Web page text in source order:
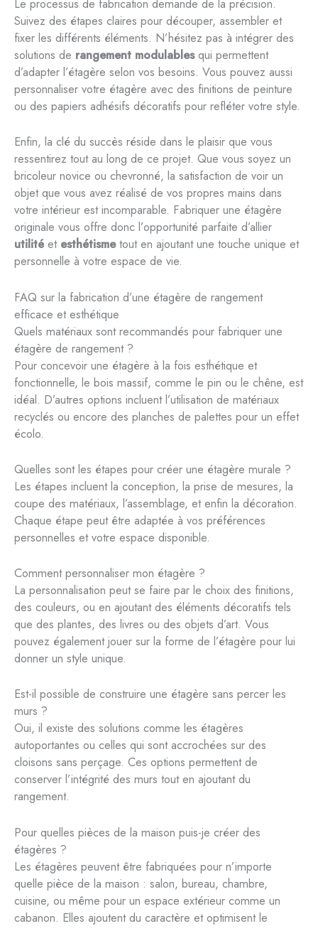
Le processus de fabrication demande de la précision.
Suivez des étapes claires pour découper, assembler et
fixer les différents éléments. N’hésitez pas à intégrer des
solutions de rangement modulablesqui permettent
d’adapter l’étagère selon vos besoins. Vous pouvez aussi
personnaliser votre étagère avec des finitions de peinture
ou des papiers adhésifs décoratifs pour refléter votre style.
Enfin, la clé du succès réside dans le plaisir que vous
ressentirez tout au long de ce projet. Que vous soyez un
bricoleur novice ou chevronné, la satisfaction de voir un
objet que vous avez réalisé de vos propres mains dans
votre intérieur est incomparable. Fabriquer une étagère
originale vous offre donc l’opportunité parfaite d’allier
utilité et esthétismetout en ajoutant une touche unique et
personnelle à votre espace de vie.
FAQ sur la fabrication d’une étagère de rangement
efficace et esthétique
Quels matériaux sont recommandés pour fabriquer une
étagère de rangement ?
Pour concevoir une étagère à la fois esthétique et
fonctionnelle, le bois massif, comme le pin ou le chêne, est
idéal. D’autres options incluent l’utilisation de matériaux
recyclés ou encore des planches de palettes pour un effet
écolo.
Quelles sont les étapes pour créer une étagère murale ?
Les étapes incluent la conception, la prise de mesures, la
coupe des matériaux, l’assemblage, et enfin la décoration.
Chaque étape peut être adaptée à vos préférences
personnelles et votre espace disponible.
Comment personnaliser mon étagère ?
La personnalisation peut se faire par le choix des finitions,
des couleurs, ou en ajoutant des éléments décoratifs tels
que des plantes, des livres ou des objets d’art. Vous
pouvez également jouer sur la forme de l’étagère pour lui
donner un style unique.
Est-il possible de construire une étagère sans percer les
murs ?
Oui, il existe des solutions comme les étagères
autoportantes ou celles qui sont accrochées sur des
cloisons sans perçage. Ces options permettent de
conserver l’intégrité des murs tout en ajoutant du
rangement.
Pour quelles pièces de la maison puis-je créer des
étagères ?
Les étagères peuvent être fabriquées pour n’importe
quelle pièce de la maison : salon, bureau, chambre,
cuisine, ou même pour un espace extérieur comme un
cabanon. Elles ajoutent du caractère et optimisent le